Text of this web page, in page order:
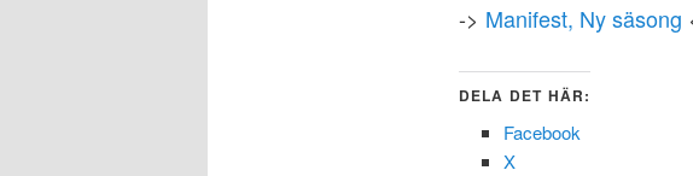
-> Manifest, Ny säsong
DELA DET HÄR:
Facebook
X